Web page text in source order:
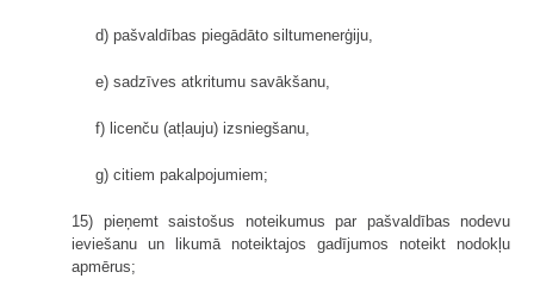
d) pašvaldības piegādāto siltumenerģiju,
e) sadzīves atkritumu savākšanu,
f) licenču (atļauju) izsniegšanu,
g) citiem pakalpojumiem;
15) pieņemt saistošus noteikumus par pašvaldības nodevu
ieviešanu un likumā noteiktajos gadījumos noteikt nodokļu
apmērus;